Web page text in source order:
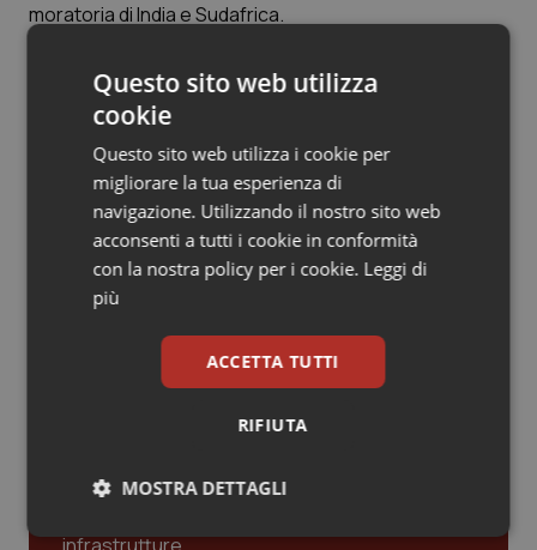
Valle D’Aosta
Veneto
Oncodermatologia
Oncoematologia
Oncologia & Nutrizione
Psoriasi & pelle
Quotidiano Cardiologia
Quotidiano Chirurgia
Quotidiano Oncologia
moratoria di India e Sudafrica.
Articoli correlati:
Vaccini Covid. Svolta storica degli Usa, Biden:
“Favorevoli alla revoca dei brevetti”. Von der Leyen
(Ue) apre ma chiede sblocco dell’export
06 Maggio 2021
© Riproduzione riservata
Ultime analisi e review da QS Pro
Cloud sanitario: infrastrutture,
compliance, GDPR e Risk management
Questo sito web utilizza
cookie
Questo sito web utilizza i cookie per
migliorare la tua esperienza di
navigazione. Utilizzando il nostro sito web
acconsenti a tutti i cookie in conformità
con la nostra policy per i cookie. Leggi di
più
ACCETTA TUTTI
RIFIUTA
MOSTRA DETTAGLI
Necessari Statistici Marketing